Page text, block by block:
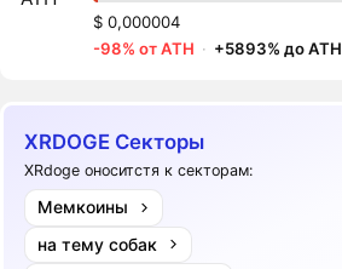
$ 0,000004
-98% от ATH · +5893% до ATH
XRDOGE Секторы
XRdoge оноситстя к секторам:
Мемкоины
на тему собак